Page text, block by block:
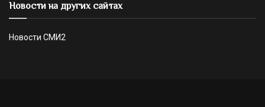
Новости на других сайтах
Новости СМИ2